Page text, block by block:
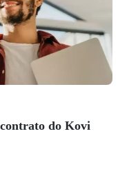
do Kovi